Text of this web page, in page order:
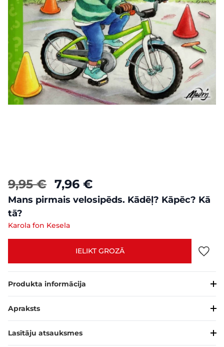
9,95 € 7,96 €
Mans pirmais velosipēds. Kādēļ? Kāpēc? Kā
tā?
Karola fon Kesela
IELIKT GROZĀ
Produkta informācija
Apraksts
Lasītāju atsauksmes